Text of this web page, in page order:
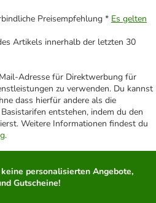
Preisempfehlung * Es gelten
Artikels innerhalb der letzten 30
Adresse für Direktwerbung für
zu verwenden. Du kannst
dass hierfür andere als die
entstehen, indem du den
Weitere Informationen findest du
.
personalisierten Angebote,
Gutscheine!